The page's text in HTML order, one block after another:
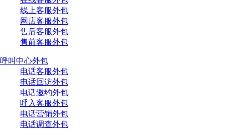
线上客服外包
网店客服外包
售后客服外包
售前客服外包
呼叫中心外包
电话客服外包
电话回访外包
电话邀约外包
呼入客服外包
电话营销外包
电话调查外包